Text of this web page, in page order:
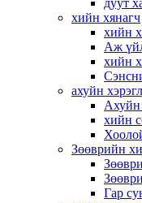
дуут
хийн хянагч
хийн
Аж
хийн
ахуйн
Ахуйн
хийн
Зөөврийн
Гар